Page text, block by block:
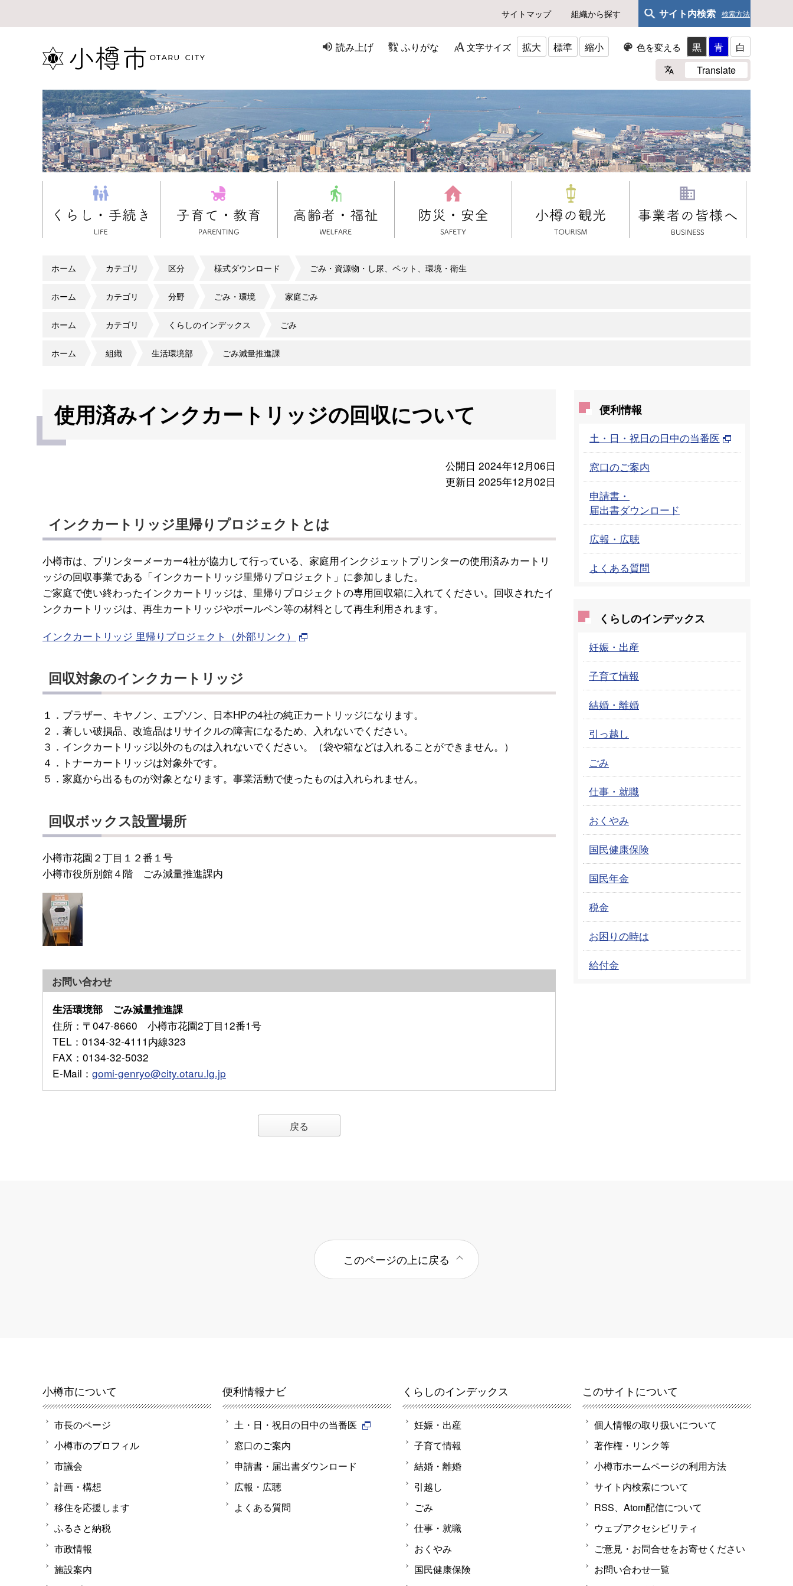
サイトマップ 組織から探す サイト内検索 検索方法
読み上げ ふりがな 文字サイズ 拡大 標準 縮小 色を変える 黒 青
白
Translate
ホーム カテゴリ 区分 様式ダウンロード ごみ・資源物・し尿、ペット、環境・衛生
ホーム カテゴリ 分野 ごみ・環境 家庭ごみ
ホーム カテゴリ くらしのインデックス ごみ
ホーム 組織 生活環境部 ごみ減量推進課
使用済みインクカートリッジの回収について
公開日 2024年12月06日
更新日 2025年12月02日
インクカートリッジ里帰りプロジェクトとは
小樽市は、プリンターメーカー4社が協力して行っている、家庭用インクジェットプリンターの使用済みカートリ
ッジの回収事業である「インクカートリッジ里帰りプロジェクト」に参加しました。
ご家庭で使い終わったインクカートリッジは、里帰りプロジェクトの専用回収箱に入れてください。回収されたイ
ンクカートリッジは、再生カートリッジやボールペン等の材料として再生利用されます。
インクカートリッジ 里帰りプロジェクト（外部リンク）
回収対象のインクカートリッジ
１．ブラザー、キヤノン、エプソン、日本HPの4社の純正カートリッジになります。
２．著しい破損品、改造品はリサイクルの障害になるため、入れないでください。
３．インクカートリッジ以外のものは入れないでください。（袋や箱などは入れることができません。）
４．トナーカートリッジは対象外です。
５．家庭から出るものが対象となります。事業活動で使ったものは入れられません。
回収ボックス設置場所
小樽市花園２丁目１２番１号
小樽市役所別館４階 ごみ減量推進課内
お問い合わせ
生活環境部 ごみ減量推進課
住所 ：〒047-8660 小樽市花園2丁目12番1号
TEL ：0134-32-4111内線323
FAX ：0134-32-5032
E-Mail ： gomi-genryo@city.otaru.lg.jp
戻る
便利情報
土・日・祝日の日中の当番医
窓口のご案内
申請書・
届出書ダウンロード
広報・広聴
よくある質問
くらしのインデックス
妊娠・出産
子育て情報
結婚・離婚
引っ越し
ごみ
仕事・就職
おくやみ
国民健康保険
国民年金
税金
お困りの時は
給付金
このページの上に戻る
小樽市について
市長のページ
小樽市のプロフィル
市議会
計画・構想
移住を応援します
ふるさと納税
市政情報
施設案内
便利情報ナビ
土・日・祝日の日中の当番医
窓口のご案内
申請書・届出書ダウンロード
広報・広聴
よくある質問
くらしのインデックス
妊娠・出産
子育て情報
結婚・離婚
引越し
ごみ
仕事・就職
おくやみ
国民健康保険
このサイトについて
個人情報の取り扱いについて
著作権・リンク等
小樽市ホームページの利用方法
サイト内検索について
RSS、Atom配信について
ウェブアクセシビリティ
ご意見・お問合せをお寄せください
お問い合わせ一覧